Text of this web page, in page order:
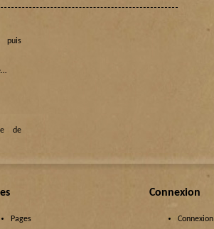
de
Pages
Connexion
Connexion